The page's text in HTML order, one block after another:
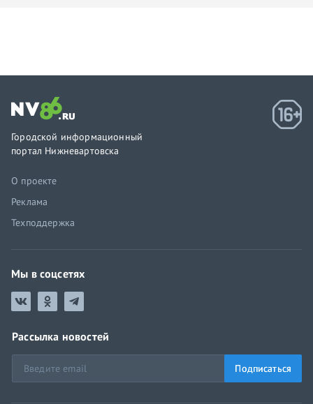
Городской информационный
портал Нижневартовска
О проекте
Реклама
Техподдержка
Мы в соцсетях
Рассылка новостей
Подписаться